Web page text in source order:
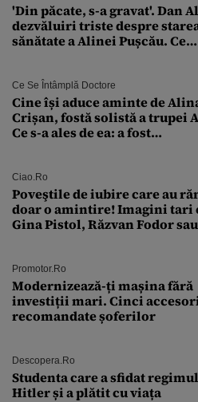
'Din păcate, s-a gravat'. Dan Alexa,
dezvăluiri triste despre
sănătate a Alinei Pușcău. Ce
Ce Se Întâmplă Doctore
Cine își aduce aminte de
Crișan, fostă solistă a trupei
Ce s-a ales de ea: a fost
Ciao.ro
Poveştile de iubire care au
doar o amintire! Imagini tari
Gina Pistol, Răzvan Fodor sau
Promotor.ro
Modernizează-ți mașina fără
investiții mari. Cinci
recomandate șoferilor
Descopera.ro
Studenta care a sfidat
Hitler și a plătit cu viața